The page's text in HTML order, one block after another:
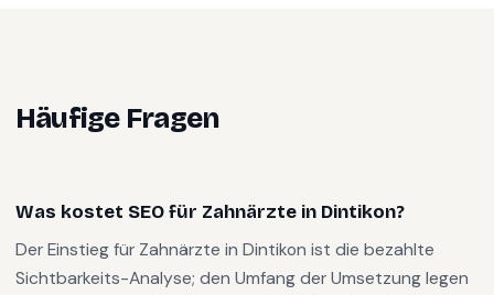
Häufige Fragen
Was kostet SEO für Zahnärzte in Dintikon?
Der Einstieg für Zahnärzte in Dintikon ist die bezahlte
Sichtbarkeits-Analyse; den Umfang der Umsetzung legen